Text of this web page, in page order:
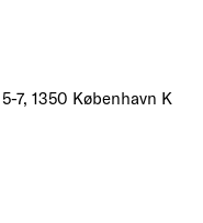
7, 1350 København K